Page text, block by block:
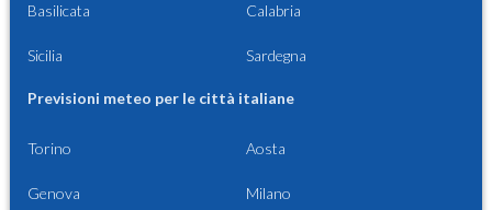
Basilicata Calabria
Sicilia Sardegna
Previsioni meteo per le città italiane
Torino Aosta
Genova Milano